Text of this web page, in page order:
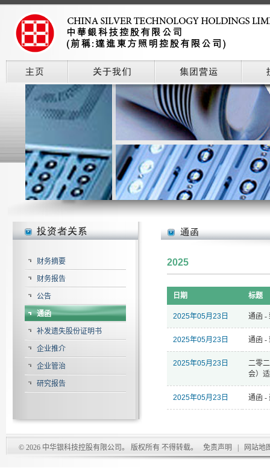
财务摘要
财务报告
公告
通函
补发遗失股份证明书
企业推介
企业管治
研究报告
2025
日期 标题
2025年05月23日 通函 -
2025年05月23日 通函 -
2025年05月23日
二零
会）
2025年05月23日 通函 -
© 2026 中华银科技控股有限公司。 版权所有 不得转载。 免责声明 网站地